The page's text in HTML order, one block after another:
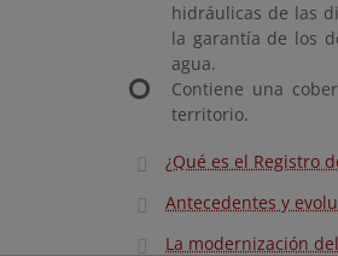
hidráulicas de las
la garantía de los
agua.
Contiene una
territorio.
¿Qué es el Registro
Antecedentes y
La modernización